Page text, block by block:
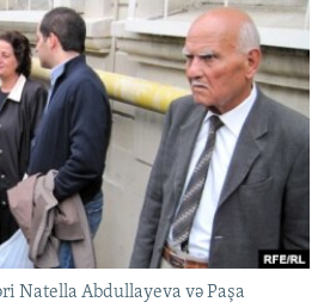
STANDARTLARIMIZ
Natella Abdullayeva və Paşa